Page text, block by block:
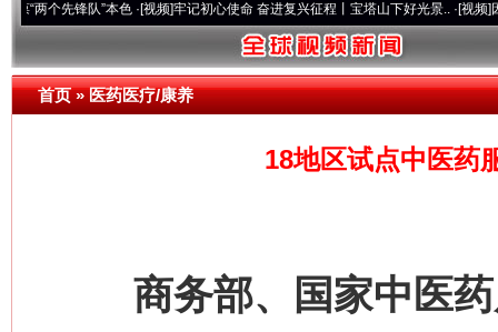
锋队”本色·[视频]牢记初心使命 奋进复兴征程丨宝塔山下好光景..·[视频]因党而生
首页»医药医疗/康养
18地区试点中医药
商务部、国家中医药